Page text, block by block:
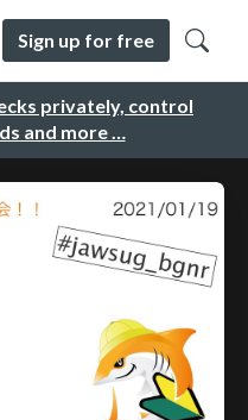
privately, control
and more …
Sign up for free